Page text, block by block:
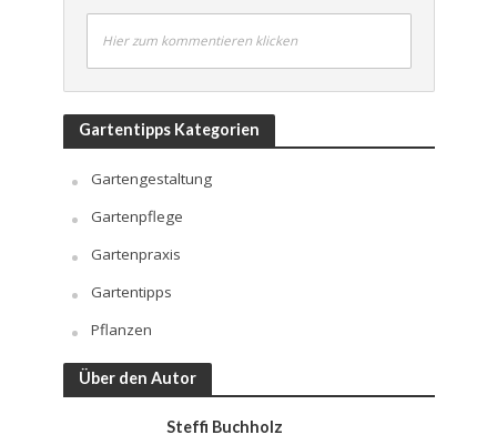
Hier zum kommentieren klicken
Gartentipps Kategorien
Gartengestaltung
Gartenpflege
Gartenpraxis
Gartentipps
Pflanzen
Über den Autor
Steffi Buchholz